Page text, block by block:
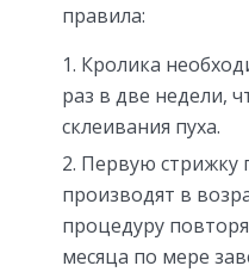
правила:
Кролика
раз в две недели,
склеивания пуха.
Первую стрижку
производят в
процедуру
месяца по мере